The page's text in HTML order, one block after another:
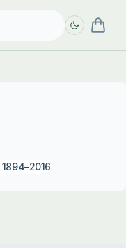
1894–2016